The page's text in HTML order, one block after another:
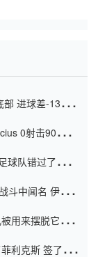
进球差-13令人
0射击90分钟
球队错过了世界
斗中闻名 伊万放
用来摆脱它
利克斯 签了7年